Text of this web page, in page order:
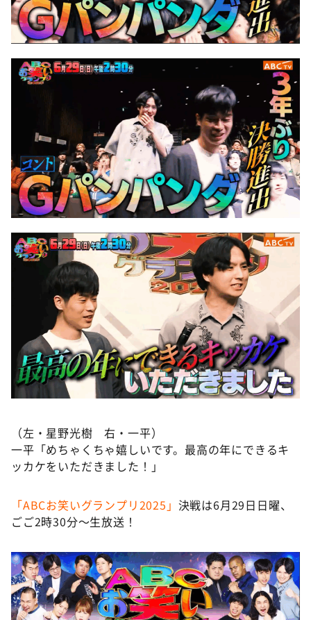
（左・星野光樹 右・一平）
一平「めちゃくちゃ嬉しいです。最高の年にできるキ
ッカケをいただきました！」
「ABCお笑いグランプリ2025」 決戦は6月29日日曜、
ごご2時30分～生放送！